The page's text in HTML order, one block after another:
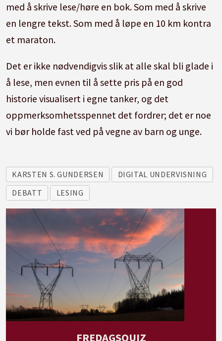
med å skrive lese/høre en bok. Som med å skrive
en lengre tekst. Som med å løpe en 10 km kontra
et maraton.
Det er ikke nødvendigvis slik at alle skal bli glade i
å lese, men evnen til å sette pris på en god
historie visualisert i egne tanker, og det
oppmerksomhetsspennet det fordrer; det er noe
vi bør holde fast ved på vegne av barn og unge.
KARSTEN S. GUNDERSEN
DIGITAL UNDERVISNING
DEBATT
LESING
FREDAGSQUIZ